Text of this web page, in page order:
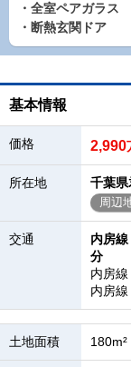
・全室ペアガラス
・断熱玄関ドア
基本情報
価格 2,990
所在地 千葉県
周辺
交通
内房
分
内房
内房
土地面積